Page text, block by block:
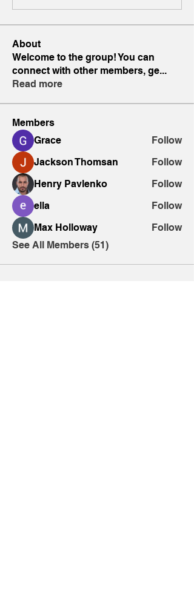
About
Welcome to the group! You can
connect with other members, ge...
Read more
Members
Grace
Follow
Jackson Thomsan
Follow
Henry Pavlenko
Follow
ella
Follow
Max Holloway
Follow
See All Members (51)